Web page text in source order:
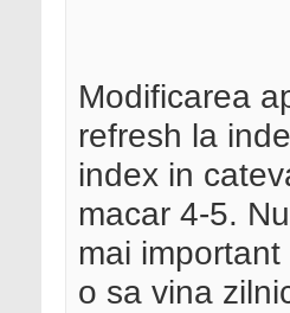
Modificarea
refresh la
index in
macar 4-5.
mai
o sa vina